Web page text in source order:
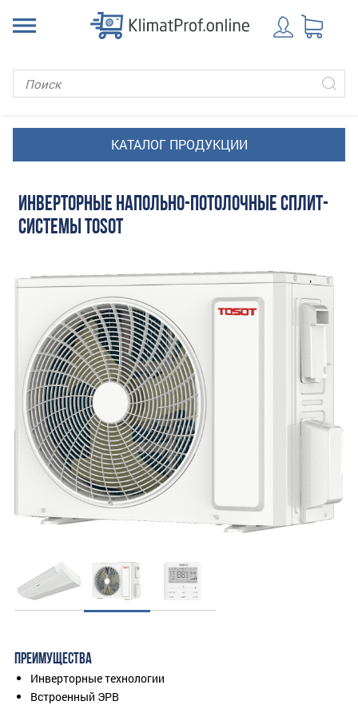
ИНВЕРТОРНЫЕ НАПОЛЬНО-ПОТОЛОЧНЫЕ СПЛИТ-
СИСТЕМЫ TOSOT
ПРЕИМУЩЕСТВА
Инверторные технологии
Встроенный ЭРВ